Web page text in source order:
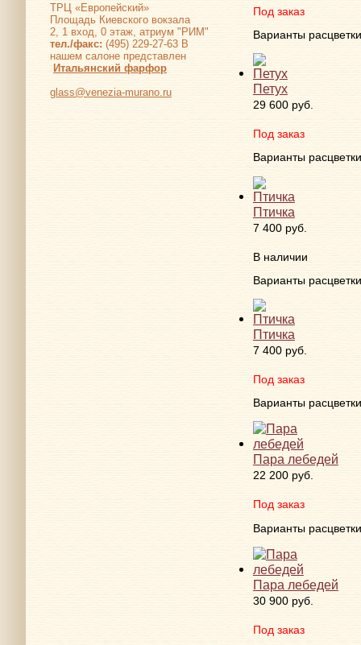
ТРЦ «Европейский»
Площадь Киевского вокзала
2, 1 вход, 0 этаж, атриум "РИМ"
тел./факс: (495) 229-27-63 В
нашем салоне представлен
Итальянский фарфор
glass@venezia-murano.ru
Под заказ
Варианты расцветки
Петух
29 600 руб.
Под заказ
Варианты расцветки
Птичка
7 400 руб.
В наличии
Варианты расцветки
Птичка
7 400 руб.
Под заказ
Варианты расцветки
Пара лебедей
22 200 руб.
Под заказ
Варианты расцветки
Пара лебедей
30 900 руб.
Под заказ